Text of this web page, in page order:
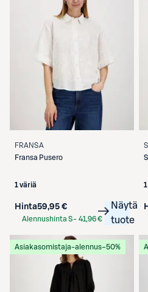
FRANSA
Fransa Pusero
1 väriä
Hinta59,95 €
Alennushinta S- 41,96 €
Näytä
tuote
Asiakasomistaja-alennus−50%